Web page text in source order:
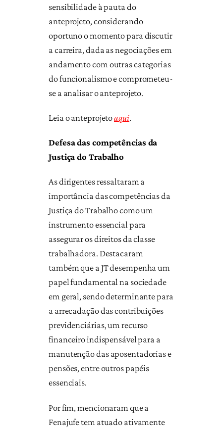
sensibilidade à pauta do
anteprojeto, considerando
oportuno o momento para discutir
a carreira, dada as negociações em
andamento com outras categorias
do funcionalismo e comprometeu-
se a analisar o anteprojeto.
Leia o anteprojetoaqui.
Defesa das competências da
Justiça do Trabalho
As dirigentes ressaltaram a
importância das competências da
Justiça do Trabalho como um
instrumento essencial para
assegurar os direitos da classe
trabalhadora. Destacaram
também que a JT desempenha um
papel fundamental na sociedade
em geral, sendo determinante para
a arrecadação das contribuições
previdenciárias, um recurso
financeiro indispensável para a
manutenção das aposentadorias e
pensões, entre outros papéis
essenciais.
Por fim, mencionaram que a
Fenajufe tem atuado ativamente